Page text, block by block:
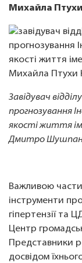
Михайла
Завідувач
прогнозування
якості життя
Дмитро
Важливою
інструменти
гіпертензії та
Центр
Представники
досвідом